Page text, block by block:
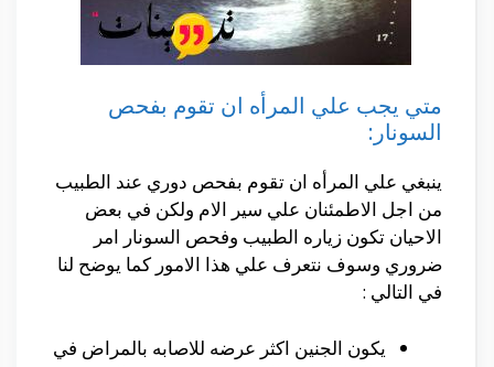
متي يجب علي المرأه ان تقوم بفحص
السونار:
ينبغي علي المرأه ان تقوم بفحص دوري عند الطبيب
من اجل الاطمئنان علي سير الام ولكن في بعض
الاحيان تكون زياره الطبيب وفحص السونار امر
ضروري وسوف نتعرف علي هذا الامور كما يوضح لنا
في التالي :
يكون الجنين اكثر عرضه للاصابه بالمراض في